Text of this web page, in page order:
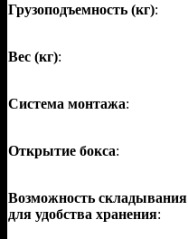
Грузоподъемность (кг):
Вес (кг):
Система монтажа:
Открытие бокса:
Возможность складывания
для удобства хранения: